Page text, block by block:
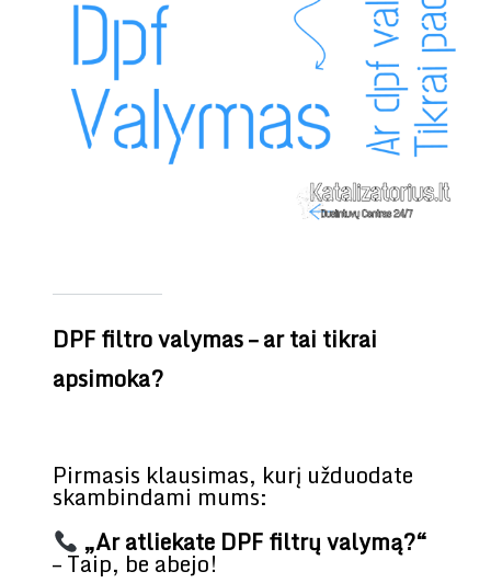
DPF filtro valymas – ar tai tikrai
apsimoka?
Pirmasis klausimas, kurį užduodate
skambindami mums:
„Ar atliekate DPF filtrų valymą?“
– Taip, be abejo!